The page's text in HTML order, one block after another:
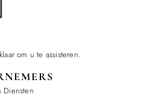
om u te assisteren.
Diensten